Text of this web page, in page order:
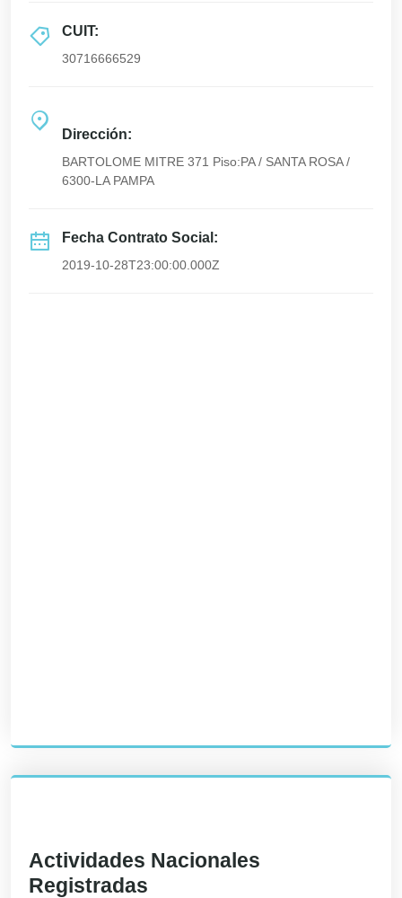
CUIT:
30716666529
Dirección:
BARTOLOME MITRE 371 Piso:PA / SANTA ROSA /
6300-LA PAMPA
Fecha Contrato Social:
2019-10-28T23:00:00.000Z
Actividades Nacionales
Registradas